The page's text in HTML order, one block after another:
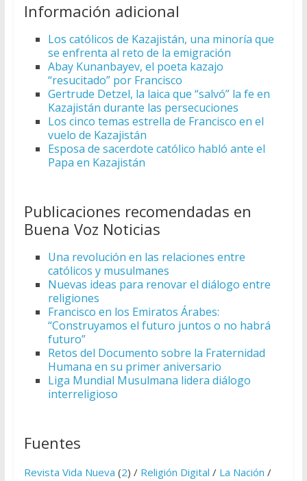
Información adicional
Los católicos de Kazajistán, una minoría que
se enfrenta al reto de la emigración
Abay Kunanbayev, el poeta kazajo
“resucitado” por Francisco
Gertrude Detzel, la laica que “salvó” la fe en
Kazajistán durante las persecuciones
Los cinco temas estrella de Francisco en el
vuelo de Kazajistán
Esposa de sacerdote católico habló ante el
Papa en Kazajistán
Publicaciones recomendadas en
Buena Voz Noticias
Una revolución en las relaciones entre
católicos y musulmanes
Nuevas ideas para renovar el diálogo entre
religiones
Francisco en los Emiratos Árabes:
“Construyamos el futuro juntos o no habrá
futuro”
Retos del Documento sobre la Fraternidad
Humana en su primer aniversario
Liga Mundial Musulmana lidera diálogo
interreligioso
Fuentes
Revista Vida Nueva (2) / Religión Digital / La Nación /